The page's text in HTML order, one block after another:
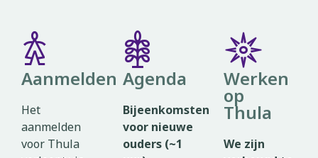
𖠋
Aanmelden
Het
aanmelden
voor Thula
𖥎
Agenda
Bijeenkomsten
voor nieuwe
ouders (~1
𖤓
Werken
op
Thula
We zijn